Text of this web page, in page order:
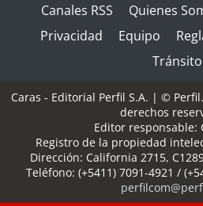
Canales RSS Quienes
Privacidad
Equipo
Tránsito
Caras - Editorial Perfil S.A. | ©
derechos
Editor responsable:
Registro de la propiedad
Dirección: California 2715,
Teléfono: (+5411) 7091-4921 /